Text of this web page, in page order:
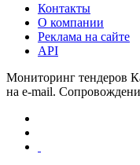
Контакты
О компании
Реклама на сайте
API
Мониторинг тендеров
на e-mail.